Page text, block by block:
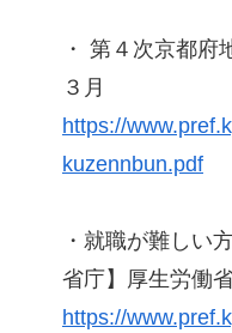
・ 第４次京都
３月
https://
kuzennbun.pdf
・就職が難しい
省庁】厚生労働
https://